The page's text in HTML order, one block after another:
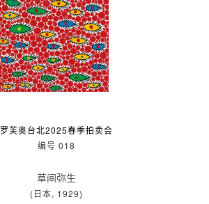
罗芙奥台北2025春季拍卖会
编号 018
草间弥生
(日本, 1929)